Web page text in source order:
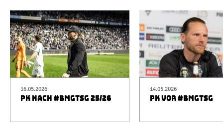
16.05.2026
PK NACH #BMGTSG 25/26
14.05.2026
PK VOR #BMGTSG